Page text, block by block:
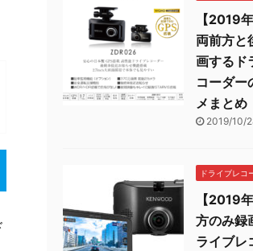
【2019
両前方と
画するド
コーダー
メまとめ
2019/10/
ドライブレコ
【2019
方のみ録
ライブレ